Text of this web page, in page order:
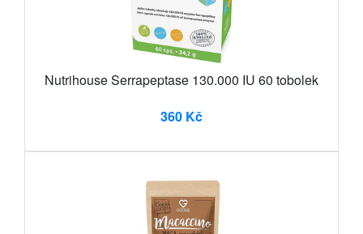
Nutrihouse Serrapeptase 130.000 IU 60 tobolek
360 Kč